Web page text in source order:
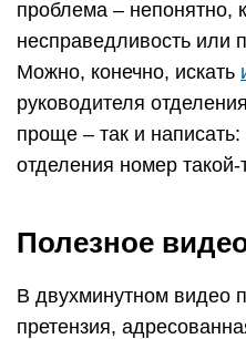
проблема – непонятно,
несправедливость или
Можно, конечно, искать
руководителя
проще – так и
отделения номер такой-
Полезное
В двухминутном видео
претензия,